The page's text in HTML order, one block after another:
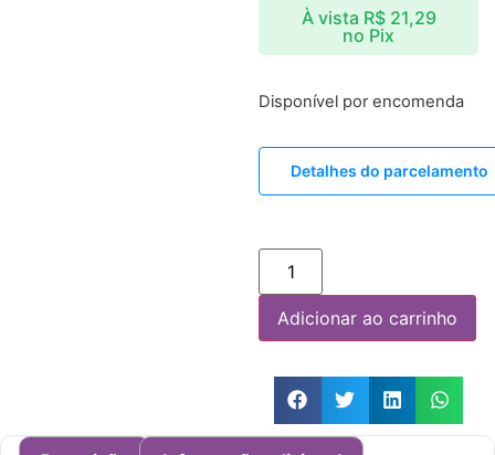
À vista R$21,29
no Pix
Disponível por encomenda
Detalhes do parcelamento
Adicionar ao carrinho